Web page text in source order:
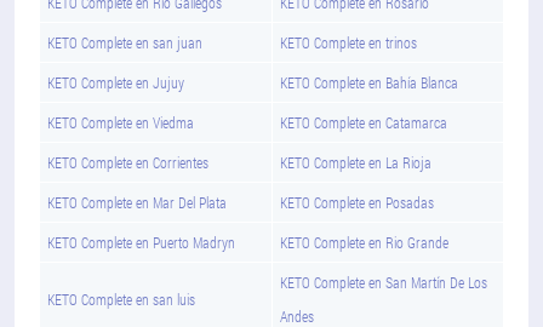
KETO Complete en san juan KETO Complete en trinos
KETO Complete en Jujuy KETO Complete en Bahía Blanca
KETO Complete en Viedma KETO Complete en Catamarca
KETO Complete en Corrientes KETO Complete en La Rioja
KETO Complete en Mar Del Plata KETO Complete en Posadas
KETO Complete en Puerto Madryn KETO Complete en Rio Grande
KETO Complete en san luis
KETO Complete en San Martín De Los
Andes